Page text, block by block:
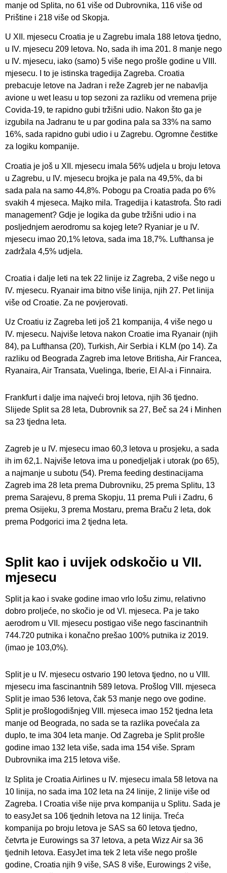
manje od Splita, no 61 više od Dubrovnika, 116 više od
Prištine i 218 više od Skopja.
U XII. mjesecu Croatia je u Zagrebu imala 188 letova tjedno,
u IV. mjesecu 209 letova. No, sada ih ima 201. 8 manje nego
u IV. mjesecu, iako (samo) 5 više nego prošle godine u VIII.
mjesecu. I to je istinska tragedija Zagreba. Croatia
prebacuje letove na Jadran i reže Zagreb jer ne nabavlja
avione u wet leasu u top sezoni za razliku od vremena prije
Covida-19, te rapidno gubi tržišni udio. Nakon što ga je
izgubila na Jadranu te u par godina pala sa 33% na samo
16%, sada rapidno gubi udio i u Zagrebu. Ogromne čestitke
za logiku kompanije.
Croatia je još u XII. mjesecu imala 56% udjela u broju letova
u Zagrebu, u IV. mjesecu brojka je pala na 49,5%, da bi
sada pala na samo 44,8%. Pobogu pa Croatia pada po 6%
svakih 4 mjeseca. Majko mila. Tragedija i katastrofa. Što radi
management? Gdje je logika da gube tržišni udio i na
posljednjem aerodromu sa kojeg lete? Ryaniar je u IV.
mjesecu imao 20,1% letova, sada ima 18,7%. Lufthansa je
zadržala 4,5% udjela.
Croatia i dalje leti na tek 22 linije iz Zagreba, 2 više nego u
IV. mjesecu. Ryanair ima bitno više linija, njih 27. Pet linija
više od Croatie. Za ne povjerovati.
Uz Croatiu iz Zagreba leti još 21 kompanija, 4 više nego u
IV. mjesecu. Najviše letova nakon Croatie ima Ryanair (njih
84), pa Lufthansa (20), Turkish, Air Serbia i KLM (po 14). Za
razliku od Beograda Zagreb ima letove Britisha, Air Francea,
Ryanaira, Air Transata, Vuelinga, Iberie, El Al-a i Finnaira.
Frankfurt i dalje ima najveći broj letova, njih 36 tjedno.
Slijede Split sa 28 leta, Dubrovnik sa 27, Beč sa 24 i Minhen
sa 23 tjedna leta.
Zagreb je u IV. mjesecu imao 60,3 letova u prosjeku, a sada
ih im 62,1. Najviše letova ima u ponedjeljak i utorak (po 65),
a najmanje u subotu (54). Prema feeding destinacijama
Zagreb ima 28 leta prema Dubrovniku, 25 prema Splitu, 13
prema Sarajevu, 8 prema Skopju, 11 prema Puli i Zadru, 6
prema Osijeku, 3 prema Mostaru, prema Braču 2 leta, dok
prema Podgorici ima 2 tjedna leta.
Split kao i uvijek odskočio u VII.
mjesecu
Split ja kao i svake godine imao vrlo lošu zimu, relativno
dobro proljeće, no skočio je od VI. mjeseca. Pa je tako
aerodrom u VII. mjesecu postigao više nego fascinantnih
744.720 putnika i konačno prešao 100% putnika iz 2019.
(imao je 103,0%).
Split je u IV. mjesecu ostvario 190 letova tjedno, no u VIII.
mjesecu ima fascinantnih 589 letova. Prošlog VIII. mjeseca
Split je imao 536 letova, čak 53 manje nego ove godine.
Split je prošlogodišnjeg VIII. mjeseca imao 152 tjedna leta
manje od Beograda, no sada se ta razlika povećala za
duplo, te ima 304 leta manje. Od Zagreba je Split prošle
godine imao 132 leta više, sada ima 154 više. Spram
Dubrovnika ima 215 letova više.
Iz Splita je Croatia Airlines u IV. mjesecu imala 58 letova na
10 linija, no sada ima 102 leta na 24 linije, 2 linije više od
Zagreba. I Croatia više nije prva kompanija u Splitu. Sada je
to easyJet sa 106 tjednih letova na 12 linija. Treća
kompanija po broju letova je SAS sa 60 letova tjedno,
četvrta je Eurowings sa 37 letova, a peta Wizz Air sa 36
tjednih letova. EasyJet ima tek 2 leta više nego prošle
godine, Croatia njih 9 više, SAS 8 više, Eurowings 2 više,